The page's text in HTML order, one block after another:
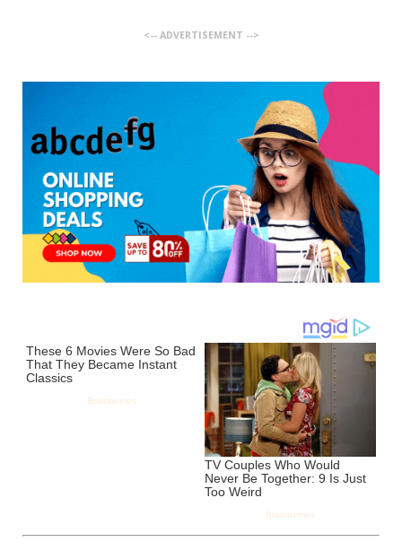
<-- ADVERTISEMENT -->